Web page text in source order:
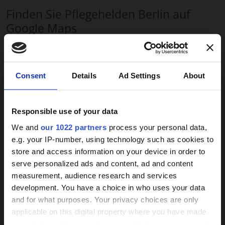
Consent Details Ad Settings About
Responsible use of your data
We and our 1022 partners process your personal data,
e.g. your IP-number, using technology such as cookies to
store and access information on your device in order to
serve personalized ads and content, ad and content
measurement, audience research and services
development. You have a choice in who uses your data
and for what purposes. Your privacy choices are only
applicable on this digital property where you have made
Finden Sie Pflegehelden Berlin auf
Google Maps
BitteMarketing-Cookiesakzeptieren, um die Karte
sehen zu können.
Dürfen wir Ihnen weiterhelfen?
Dann fordern Sie jetzt ein
unverbindliches Angebot an.
Angebot anfordern
24h-Betreuungskraft
gesucht?
Über 800 Anbieter